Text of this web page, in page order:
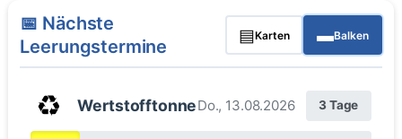
📅 Nächste
Leerungstermine
▤Karten ▬Balken
♻️ WertstofftonneDo., 13.08.2026 3 Tage